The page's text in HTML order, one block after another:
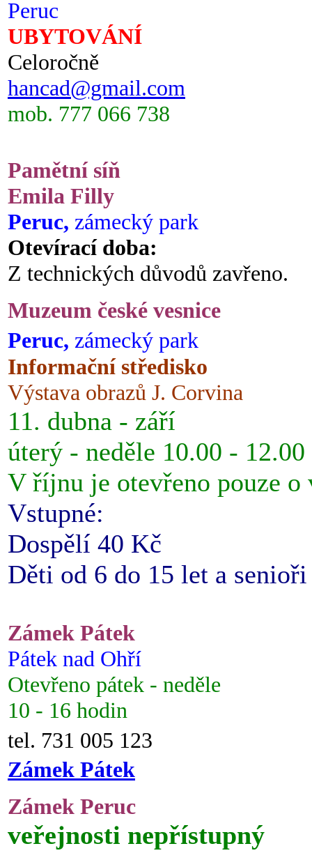
Peruc
UBYTOVÁNÍ
Celoročně
hancad@gmail.com
mob. 777 066 738
Pamětní síň
Emila Filly
Peruc, zámecký park
Otevírací doba:
Z technických důvodů zavřeno.
Muzeum české vesnice
Peruc, zámecký park
Informační středisko
Výstava obrazů J. Corvina
11. dubna - září
úterý - neděle 10.00 -
V říjnu je otevřeno pouze o
Vstupné:
Dospělí 40 Kč
Děti od 6 do 15 let a
Zámek Pátek
Pátek nad Ohří
Otevřeno pátek - neděle
10 - 16 hodin
tel. 731 005 123
Zámek Pátek
Zámek Peruc
veřejnosti nepřístupný